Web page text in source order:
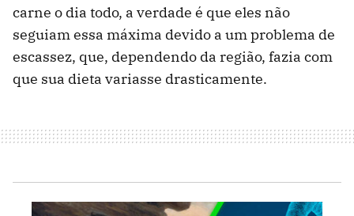
carne o dia todo, a verdade é que eles não
seguiam essa máxima devido a um problema de
escassez, que, dependendo da região, fazia com
que sua dieta variasse drasticamente.